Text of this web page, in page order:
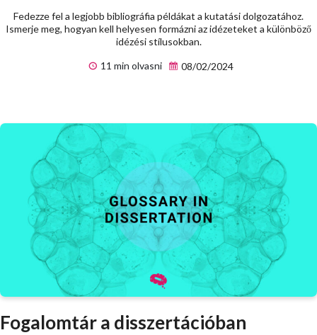
Fedezze fel a legjobb bibliográfia példákat a kutatási dolgozatához.
Ismerje meg, hogyan kell helyesen formázni az idézeteket a különböző
idézési stílusokban.
11 min olvasni
08/02/2024
Fogalomtár a disszertációban